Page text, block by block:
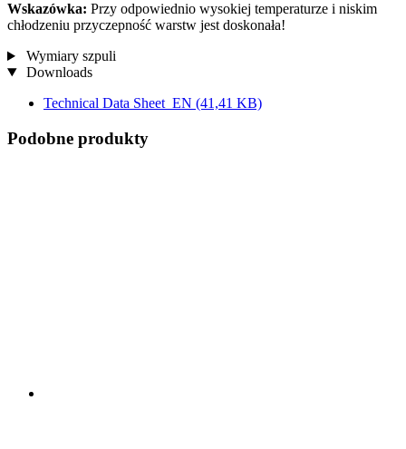
Wskazówka: Przy odpowiednio wysokiej temperaturze i niskim
chłodzeniu przyczepność warstw jest doskonała!
Wymiary szpuli
Downloads
Technical Data Sheet_EN (41,41 KB)
Podobne produkty